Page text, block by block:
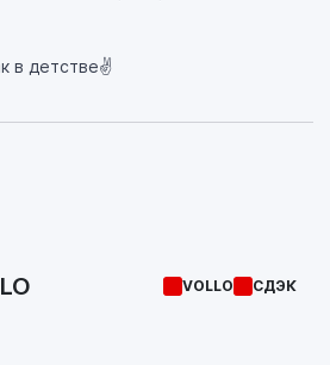
в детстве✌️
VOLLO СДЭК